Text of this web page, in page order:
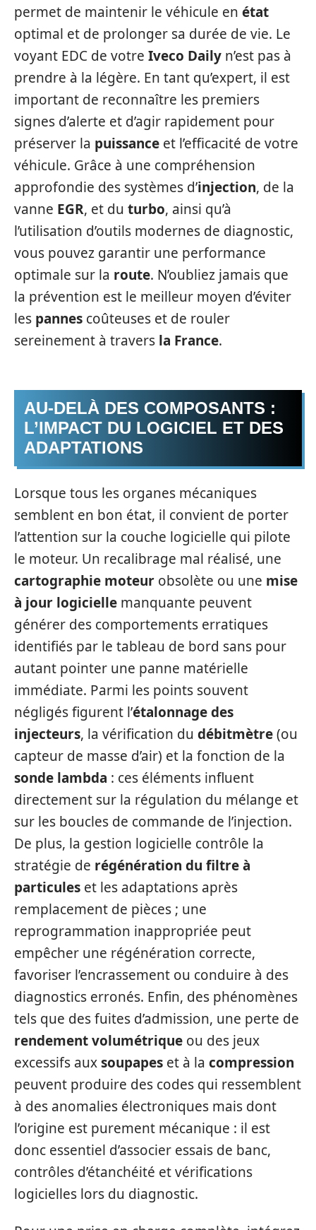
permet de maintenir le véhicule en état
optimal et de prolonger sa durée de vie. Le
voyant EDC de votre Iveco Daily n’est pas à
prendre à la légère. En tant qu’expert, il est
important de reconnaître les premiers
signes d’alerte et d’agir rapidement pour
préserver la puissance et l’efficacité de votre
véhicule. Grâce à une compréhension
approfondie des systèmes d’injection, de la
vanne EGR, et du turbo, ainsi qu’à
l’utilisation d’outils modernes de diagnostic,
vous pouvez garantir une performance
optimale sur la route. N’oubliez jamais que
la prévention est le meilleur moyen d’éviter
les pannes coûteuses et de rouler
sereinement à travers la France.
AU‑DELÀ DES COMPOSANTS :
L’IMPACT DU LOGICIEL ET DES
ADAPTATIONS
Lorsque tous les organes mécaniques
semblent en bon état, il convient de porter
l’attention sur la couche logicielle qui pilote
le moteur. Un recalibrage mal réalisé, une
cartographie moteur obsolète ou une mise
à jour logicielle manquante peuvent
générer des comportements erratiques
identifiés par le tableau de bord sans pour
autant pointer une panne matérielle
immédiate. Parmi les points souvent
négligés figurent l’étalonnage des
injecteurs, la vérification du débitmètre(ou
capteur de masse d’air) et la fonction de la
sonde lambda : ces éléments influent
directement sur la régulation du mélange et
sur les boucles de commande de l’injection.
De plus, la gestion logicielle contrôle la
stratégie de régénération du filtre à
particules et les adaptations après
remplacement de pièces ; une
reprogrammation inappropriée peut
empêcher une régénération correcte,
favoriser l’encrassement ou conduire à des
diagnostics erronés. Enfin, des phénomènes
tels que des fuites d’admission, une perte de
rendement volumétrique ou des jeux
excessifs auxsoupapes et à la compression
peuvent produire des codes qui ressemblent
à des anomalies électroniques mais dont
l’origine est purement mécanique : il est
donc essentiel d’associer essais de banc,
contrôles d’étanchéité et vérifications
logicielles lors du diagnostic.